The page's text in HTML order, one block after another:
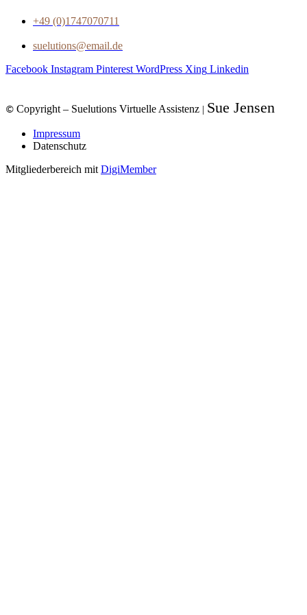
+49 (0)1747070711
suelutions@email.de
Facebook Instagram Pinterest WordPress Xing Linkedin
© Copyright – Suelutions Virtuelle Assistenz | Sue Jensen
Impressum
Datenschutz
Mitgliederbereich mit DigiMember